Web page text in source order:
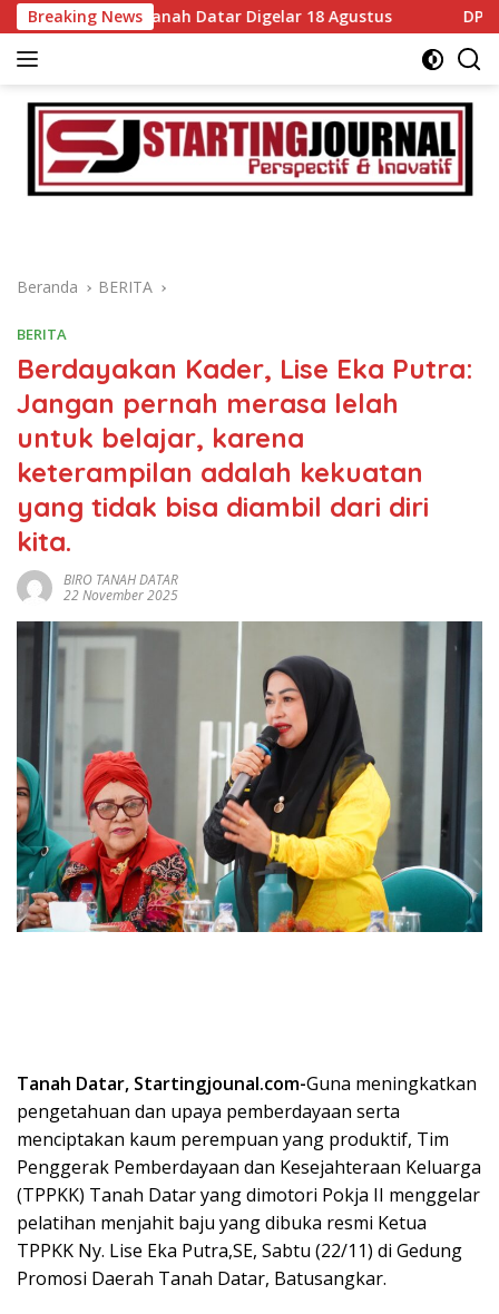
Langsung
ke
konten
Breaking News
di Tanah Datar Digelar 18 Agustus DPRD dan
Beranda BERITA
BERITA
Berdayakan Kader, Lise Eka Putra:
Jangan pernah merasa lelah
untuk belajar, karena
keterampilan adalah kekuatan
yang tidak bisa diambil dari diri
kita.
BIRO TANAH DATAR
22 November 2025
Tanah Datar, Startingjounal.com-Guna meningkatkan
pengetahuan dan upaya pemberdayaan serta
menciptakan kaum perempuan yang produktif, Tim
Penggerak Pemberdayaan dan Kesejahteraan Keluarga
(TPPKK) Tanah Datar yang dimotori Pokja II menggelar
pelatihan menjahit baju yang dibuka resmi Ketua
TPPKK Ny. Lise Eka Putra,SE, Sabtu (22/11) di Gedung
Promosi Daerah Tanah Datar, Batusangkar.